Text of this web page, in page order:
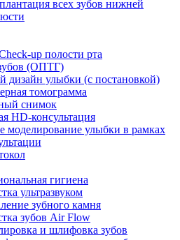
всех зубов нижней
up полости рта
(ОПТГ)
дизайн улыбки (с постановкой)
томограмма
снимок
HD-консультация
моделирование улыбки в рамках
гигиена
ультразвуком
зубного камня
зубов Air Flow
и шлифовка зубов